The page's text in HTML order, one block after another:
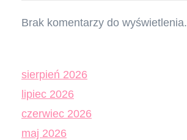
Brak komentarzy do wyświetlenia.
sierpień 2026
lipiec 2026
czerwiec 2026
maj 2026